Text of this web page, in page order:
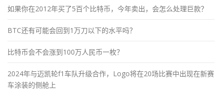
如果你在2012年买了5百个比特币，今年卖出，会怎么处理巨款？
BTC还有可能会回到1万刀以下的水平吗？
比特币会不会涨到100万人民币一枚？
2024年与迈凯轮f1车队升级合作，Logo将在20场比赛中出现在新赛
车涂装的侧舱上